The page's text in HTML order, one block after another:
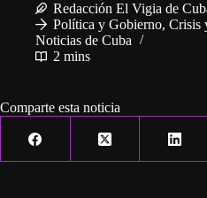
Redacción El Vigia de
Política y Gobierno, Crisis
Noticias de Cuba
2 mins
Comparte esta noticia